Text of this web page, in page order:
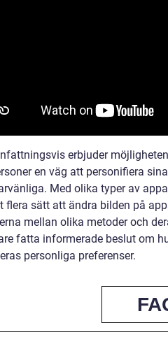
erbjuder
en väg att personifiera
Med olika typer av
flera sätt att ändra bilden på
mellan olika metoder och
fatta informerade beslut om
personliga preferenser.